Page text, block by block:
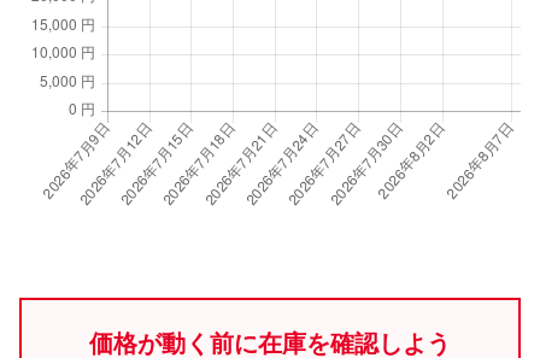
価格が動く前に在庫を確認しよう